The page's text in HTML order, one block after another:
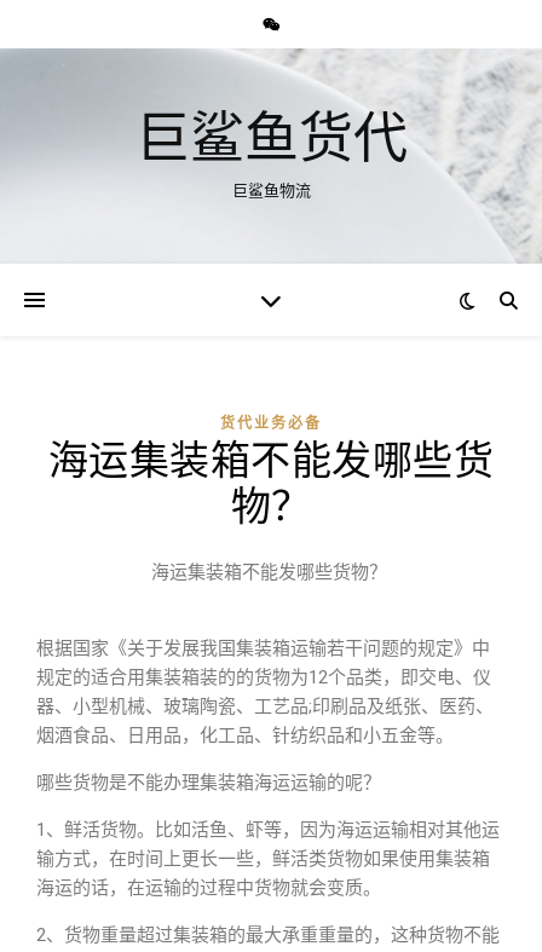
巨鲨鱼货代
巨鲨鱼物流
货代业务必备
海运集装箱不能发哪些货
物？
海运集装箱不能发哪些货物？
根据国家《关于发展我国集装箱运输若干问题的规定》中
规定的适合用集装箱装的的货物为12个品类，即交电、仪
器、小型机械、玻璃陶瓷、工艺品;印刷品及纸张、医药、
烟酒食品、日用品，化工品、针纺织品和小五金等。
哪些货物是不能办理集装箱海运运输的呢？
1、鲜活货物。比如活鱼、虾等，因为海运运输相对其他运
输方式，在时间上更长一些，鲜活类货物如果使用集装箱
海运的话，在运输的过程中货物就会变质。
2、货物重量超过集装箱的最大承重重量的，这种货物不能